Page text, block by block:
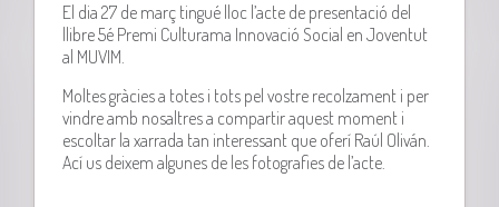
El dia 27 de març tingué lloc l’acte de presentació del
llibre 5é Premi Culturama Innovació Social en Joventut
al MUVIM.
Moltes gràcies a totes i tots pel vostre recolzament i per
vindre amb nosaltres a compartir aquest moment i
escoltar la xarrada tan interessant que oferí Raúl Oliván.
Ací us deixem algunes de les fotografies de l’acte.